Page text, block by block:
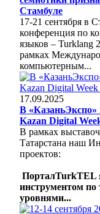
Стамбуле
17-21 сентября в
конференция по
языков – Turklang
рамках
компьютерным...
17.09.2025
В
Kazan Digital
В рамках
Татарстана наш
проектов:
ПорталTurkTEL
инструментом
уровнями...